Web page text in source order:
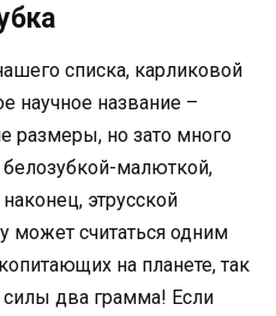
списка, карликовой
научное название –
размеры, но зато много
малюткой,
этрусской
может считаться одним
на планете, так
силы два грамма! Если